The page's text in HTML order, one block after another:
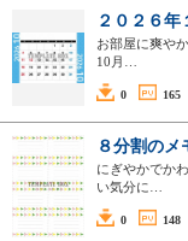
２０２６
お部屋に爽や
10月…
0 165
８分割の
にぎやかでか
い気分に…
0 148